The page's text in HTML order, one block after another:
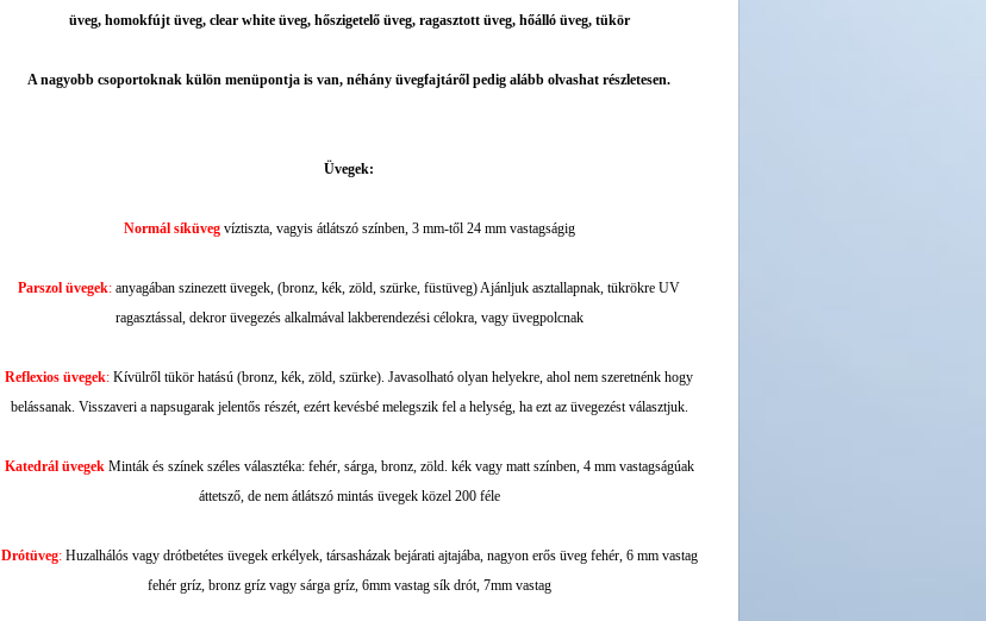
üveg, homokfújt üveg, clear white üveg, hőszigetelő üveg, ragasztott üveg, hőálló üveg, tükör
A nagyobb csoportoknak külön menüpontja is van, néhány üvegfajtáről pedig alább olvashat részletesen.
Üvegek:
Normál síküveg víztiszta, vagyis átlátszó színben, 3 mm-től 24 mm vastagságig
Parszol üvegek: anyagában szinezett üvegek, (bronz, kék, zöld, szürke, füstüveg) Ajánljuk asztallapnak, tükrökre UV
ragasztással, dekror üvegezés alkalmával lakberendezési célokra, vagy üvegpolcnak
Reflexios üvegek: Kívülről tükör hatású (bronz, kék, zöld, szürke). Javasolható olyan helyekre, ahol nem szeretnénk hogy
belássanak. Visszaveri a napsugarak jelentős részét, ezért kevésbé melegszik fel a helység, ha ezt az üvegezést választjuk.
Katedrál üvegekMinták és színek széles választéka: fehér, sárga, bronz, zöld. kék vagy matt színben, 4 mm vastagságúak
áttetsző, de nem átlátszó mintás üvegek közel 200 féle
Drótüveg:Huzalhálós vagy drótbetétes üvegek erkélyek, társasházak bejárati ajtajába, nagyon erős üveg fehér, 6 mm vastag
fehér gríz, bronz gríz vagy sárga gríz, 6mm vastag sík drót, 7mm vastag